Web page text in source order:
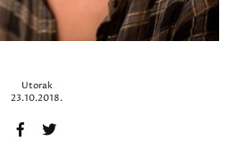
Utorak
23.10.2018.